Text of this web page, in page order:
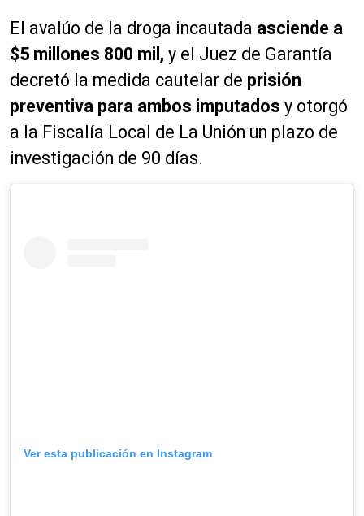
El avalúo de la droga incautada asciende a
$5 millones 800 mil, y el Juez de Garantía
decretó la medida cautelar de prisión
preventiva para ambos imputados y otorgó
a la Fiscalía Local de La Unión un plazo de
investigación de 90 días.
Ver esta publicación en Instagram